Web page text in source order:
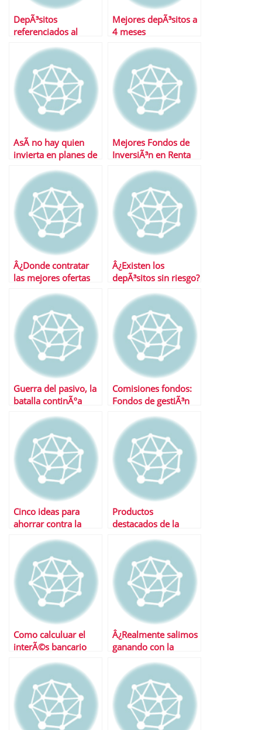
DepÃ³sitos
referenciados al
Mejores depÃ³sitos a
4 meses
AsÃ­ no hay quien
invierta en planes de
Mejores Fondos de
InversiÃ³n en Renta
Â¿Donde contratar
las mejores ofertas
Â¿Existen los
depÃ³sitos sin riesgo?
Guerra del pasivo, la
batalla continÃºa
Comisiones fondos:
Fondos de gestiÃ³n
Cinco ideas para
ahorrar contra la
Productos
destacados de la
Como calculuar el
interÃ©s bancario
Â¿Realmente salimos
ganando con la